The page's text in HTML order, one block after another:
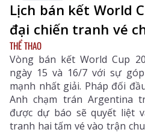
Lịch bán kết World
đại chiến tranh vé
THỂ THAO
Vòng bán kết World Cup
ngày 15 và 16/7 với sự
mạnh nhất giải. Pháp đối
Anh chạm trán Argentina
được dự báo sẽ quyết liệt
tranh hai tấm vé vào trận